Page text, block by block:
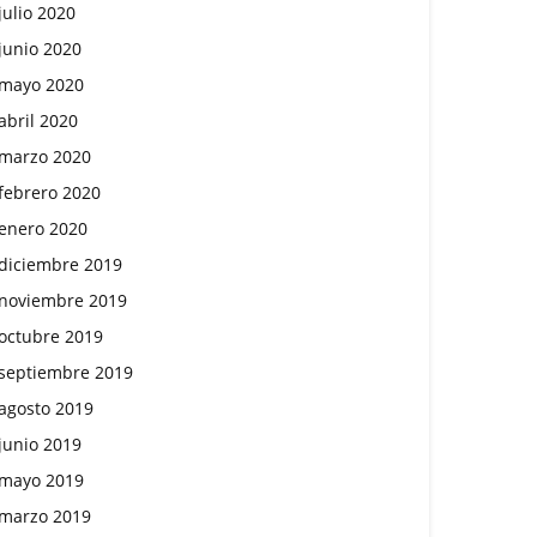
2020
2020
2020
2020
2020
2020
2020
2019
2019
2019
2019
2019
2019
2019
2019